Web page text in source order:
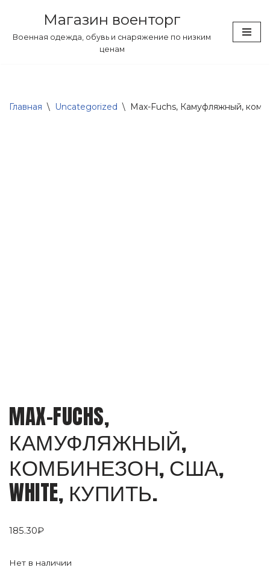
Перейти
Магазин военторг
Военная одежда, обувь и снаряжение по низким
ценам
Главная \ Uncategorized \ Max-Fuchs, Камуфляжный,
MAX-FUCHS,
КАМУФЛЯЖНЫЙ,
КОМБИНЕЗОН, США,
WHITE, КУПИТЬ.
185.30₽
Нет в наличии